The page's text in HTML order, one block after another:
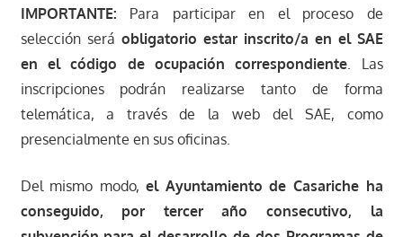
IMPORTANTE: Para participar en el proceso de
selección será obligatorio estar inscrito/a en el SAE
en el código de ocupación correspondiente. Las
inscripciones podrán realizarse tanto de forma
telemática, a través de la web del SAE, como
presencialmente en sus oficinas.
Del mismo modo,el Ayuntamiento de Casariche ha
conseguido, por tercer año consecutivo, la